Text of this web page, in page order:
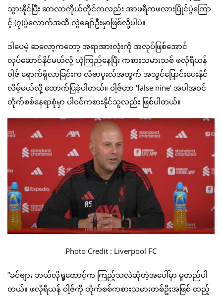
သွားနိုင်ပြီး ဆာလာကိုယ်တိုင်ကလည်း အာဖရိကဖလားပြိုင်ပွဲကြော
င့် (၇)ပွဲလောက်အထိ လွဲချော်ဦးမှာဖြစ်လို့ပါပဲ။
ဒါပေမဲ့ ဆလော့ကတော့ အရာအားလုံးကို အလုပ်ဖြစ်အောင်
လုပ်ဆောင်နိုင်မယ်လို့ ယုံကြည်နေပြီး ကစားသမားသစ် ဖလိုရီယန်
ဝါ့ဇ် ရောက်ရှိလာခြင်းက လီဗာပူးလ်အတွက် အသွင်ပြောင်းပေးနိုင်
လိမ့်မယ်လို့ ထောက်ပြခဲ့ပါတယ်။ ဝါ့ဇ်ဟာ ‘false nine’ အပါအဝင်
တိုက်စစ်နေရာစုံမှာ ပါဝင်ကစားနိုင်သူလည်း ဖြစ်ပါတယ်။
Photo Credit : Liverpool FC
“ခင်ဗျား ဘယ်လိုရှုထောင့်က ကြည့်သလဲဆိုတဲ့အပေါ်မှာ မူတည်ပါ
တယ်။ ဖလိုရီယန် ဝါ့ဇ်ကို တိုက်စစ်ကစားသမားတစ်ဦးအဖြစ် ထည့်